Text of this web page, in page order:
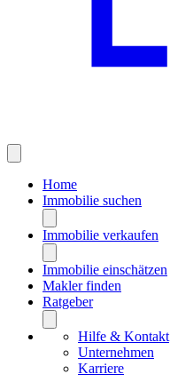
Home
Immobilie suchen
Immobilie verkaufen
Immobilie einschätzen
Makler finden
Ratgeber
Hilfe & Kontakt
Unternehmen
Karriere